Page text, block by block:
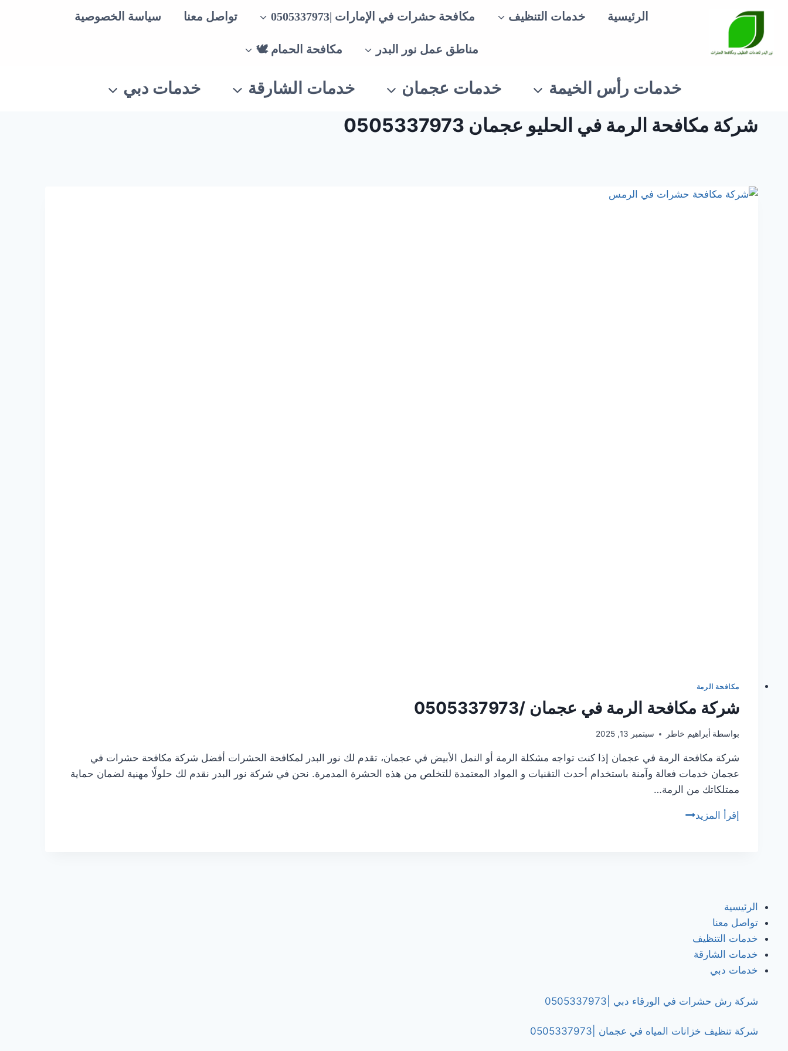
المحتوى
الرئيسية خدمات التنظيف مكافحة حشرات في الإمارات |0505337973 تواصل معنا سياسة الخصوصية
مناطق عمل نور البدر مكافحة الحمام 🕊
خدمات رأس الخيمة خدمات عجمان خدمات الشارقة خدمات دبي
شركة مكافحة الرمة في الحليو عجمان 0505337973
مكافحة الرمة
شركة مكافحة الرمة في عجمان /0505337973
بواسطة أبراهيم خاطر سبتمبر 13, 2025
شركة مكافحة الرمة في عجمان إذا كنت تواجه مشكلة الرمة أو النمل الأبيض في عجمان، تقدم لك نور البدر لمكافحة الحشرات أفضل شركة مكافحة حشرات في
عجمان خدمات فعالة وآمنة باستخدام أحدث التقنيات و المواد المعتمدة للتخلص من هذه الحشرة المدمرة. نحن في شركة نور البدر نقدم لك حلولًا مهنية لضمان حماية
ممتلكاتك من الرمة…
إقرأ المزيدشركة
الرئيسية
تواصل معنا
خدمات التنظيف
خدمات الشارقة
خدمات دبي
شركة رش حشرات في الورقاء دبي |0505337973
شركة تنظيف خزانات المياه في عجمان |0505337973